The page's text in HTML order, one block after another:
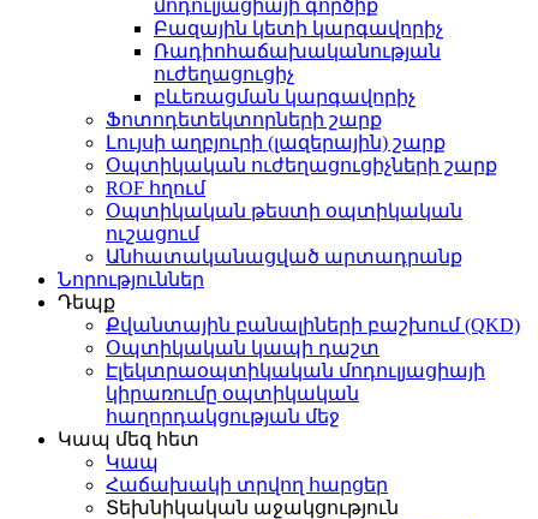
մոդուլյացիայի գործիք
Բազային կետի կարգավորիչ
Ռադիոհաճախականության
ուժեղացուցիչ
բևեռացման կարգավորիչ
Ֆոտոդետեկտորների շարք
Լույսի աղբյուրի (լազերային) շարք
Օպտիկական ուժեղացուցիչների շարք
ROF հղում
Օպտիկական թեստի օպտիկական
ուշացում
Անհատականացված արտադրանք
Նորություններ
Դեպք
Քվանտային բանալիների բաշխում (QKD)
Օպտիկական կապի դաշտ
Էլեկտրաօպտիկական մոդուլյացիայի
կիրառումը օպտիկական
հաղորդակցության մեջ
Կապ մեզ հետ
Կապ
Հաճախակի տրվող հարցեր
Տեխնիկական աջակցություն